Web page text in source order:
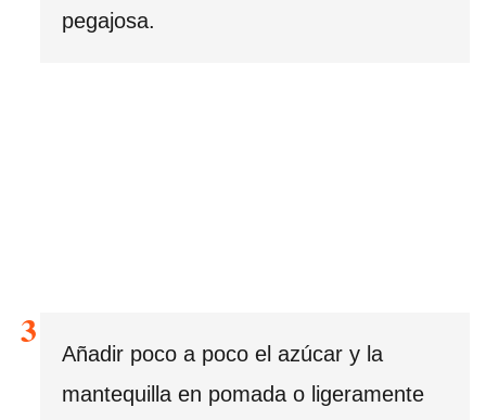
pegajosa.
Añadir poco a poco el azúcar y la
mantequilla en pomada o ligeramente